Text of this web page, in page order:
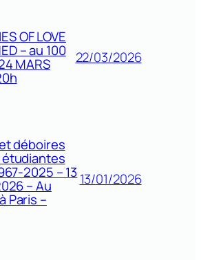
OF LOVE
– au 100
MARS 22/03/2026
déboires
2025 – 13
– Au
Paris –
13/01/2026